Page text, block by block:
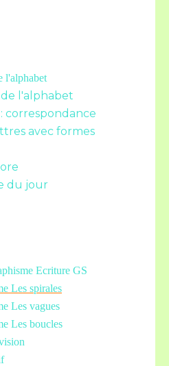
l'alphabet
l'alphabet
correspondance
avec formes
du jour
Ecriture GS
Les spirales
Les vagues
Les boucles